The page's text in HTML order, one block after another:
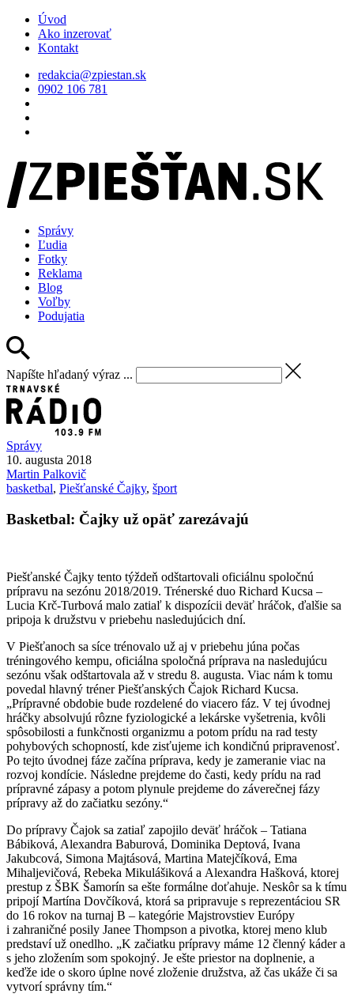
Úvod
Ako inzerovať
Kontakt
redakcia@zpiestan.sk
0902 106 781
Správy
Ľudia
Fotky
Reklama
Blog
Voľby
Podujatia
Napíšte hľadaný výraz ...
Správy
10. augusta 2018
Martin Palkovič
basketbal, Piešťanské Čajky, šport
Basketbal: Čajky už opäť zarezávajú
Piešťanské Čajky tento týždeň odštartovali oficiálnu spoločnú
prípravu na sezónu 2018/2019. Trénerské duo Richard Kucsa –
Lucia Krč-Turbová malo zatiaľ k dispozícii deväť hráčok, ďalšie sa
pripoja k družstvu v priebehu nasledujúcich dní.
V Piešťanoch sa síce trénovalo už aj v priebehu júna počas
tréningového kempu, oficiálna spoločná príprava na nasledujúcu
sezónu však odštartovala až v stredu 8. augusta. Viac nám k tomu
povedal hlavný tréner Piešťanských Čajok Richard Kucsa.
„Prípravné obdobie bude rozdelené do viacero fáz. V tej úvodnej
hráčky absolvujú rôzne fyziologické a lekárske vyšetrenia, kvôli
spôsobilosti a funkčnosti organizmu a potom prídu na rad testy
pohybových schopností, kde zisťujeme ich kondičnú pripravenosť.
Po tejto úvodnej fáze začína príprava, kedy je zameranie viac na
rozvoj kondície. Následne prejdeme do časti, kedy prídu na rad
prípravné zápasy a potom plynule prejdeme do záverečnej fázy
prípravy až do začiatku sezóny.“
Do prípravy Čajok sa zatiaľ zapojilo deväť hráčok – Tatiana
Bábiková, Alexandra Baburová, Dominika Deptová, Ivana
Jakubcová, Simona Majtásová, Martina Matejčíková, Ema
Mihaljevičová, Rebeka Mikulášiková a Alexandra Hašková, ktorej
prestup z ŠBK Šamorín sa ešte formálne doťahuje. Neskôr sa k tímu
pripojí Martína Dovčíková, ktorá sa pripravuje s reprezentáciou SR
do 16 rokov na turnaj B – kategórie Majstrovstiev Európy
i zahraničné posily Janee Thompson a pivotka, ktorej meno klub
predstaví už onedlho. „K začiatku prípravy máme 12 členný káder a
s jeho zložením som spokojný. Je ešte priestor na doplnenie, a
keďže ide o skoro úplne nové zloženie družstva, až čas ukáže či sa
vytvorí správny tím.“